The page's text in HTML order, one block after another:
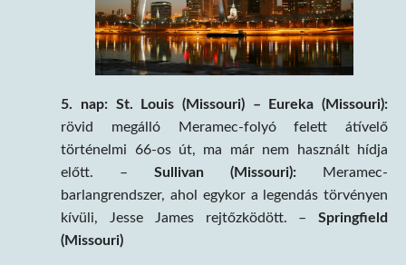
5. nap: St. Louis (Missouri) – Eureka (Missouri):
rövid megálló Meramec-folyó felett átívelő
történelmi 66-os út, ma már nem használt hídja
előtt. –Sullivan (Missouri):
Meramec-
barlangrendszer, ahol egykor a legendás törvényen
kívüli, Jesse James rejtőzködött. – Springfield
(Missouri)